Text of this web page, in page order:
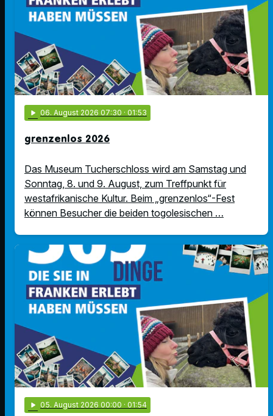
play_arrow 06. August 2026 07:30 · 01:53
grenzenlos 2026
Das Museum Tucherschloss wird am Samstag und
Sonntag, 8. und 9. August, zum Treffpunkt für
westafrikanische Kultur. Beim „grenzenlos“-Fest
können Besucher die beiden togolesischen …
play_arrow 05. August 2026 00:00 · 01:54